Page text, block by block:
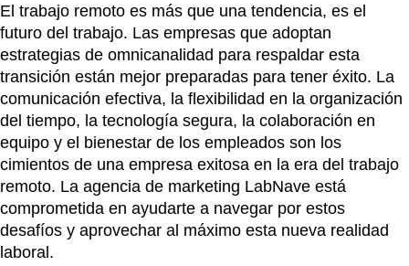
El trabajo remoto es más que una tendencia, es el
futuro del trabajo. Las empresas que adoptan
estrategias de omnicanalidad para respaldar esta
transición están mejor preparadas para tener éxito. La
comunicación efectiva, la flexibilidad en la organización
del tiempo, la tecnología segura, la colaboración en
equipo y el bienestar de los empleados son los
cimientos de una empresa exitosa en la era del trabajo
remoto. La agencia de marketing LabNave está
comprometida en ayudarte a navegar por estos
desafíos y aprovechar al máximo esta nueva realidad
laboral.